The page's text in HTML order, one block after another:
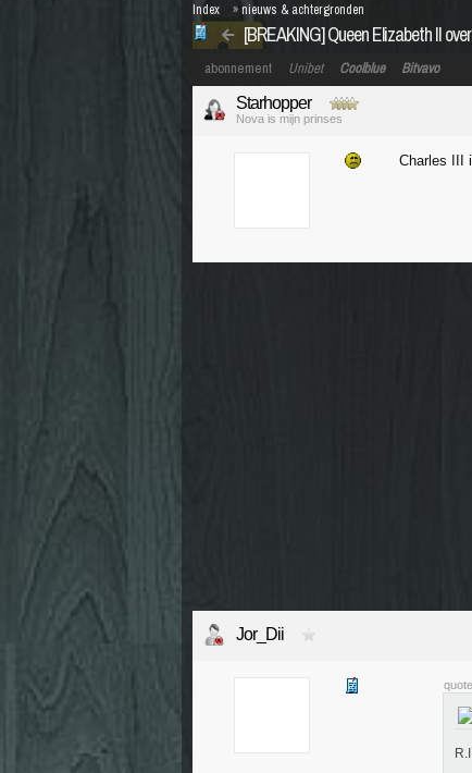
[BREAKING] Queen Elizabeth II
Index » nieuws & achtergronden
abonnement Unibet Coolblue Bitvavo
Starhopper
Nova is mijn prinses
Charles III
Jor_Dii